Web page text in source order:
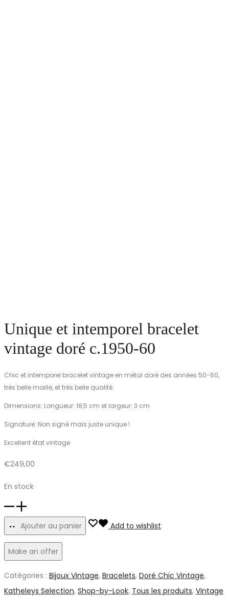
Unique et intemporel bracelet
vintage doré c.1950-60
Chic et intemporel bracelet vintage en métal doré des années 50-60,
très belle maille, et très belle qualité.
Dimensions: Longueur: 18,5 cm et largeur: 3 cm
Signature: Non signé mais juste unique !
Excellent état vintage
€249,00
En stock
quantité
de
et
Ajouter au panier Add to wishlist
Make an offer
Catégories : Bijoux Vintage, Bracelets, Doré Chic Vintage,
Katheleys Selection, Shop-by-Look, Tous les produits, Vintage